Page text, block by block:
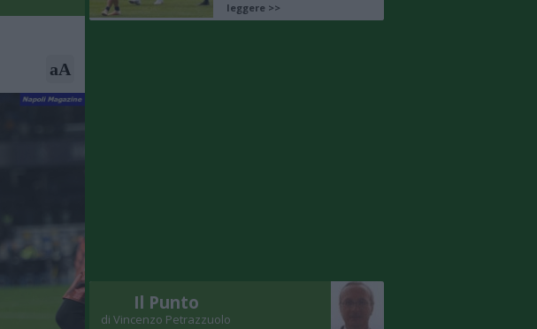
aA
leggere >>
Il Punto
di Vincenzo Petrazzuolo